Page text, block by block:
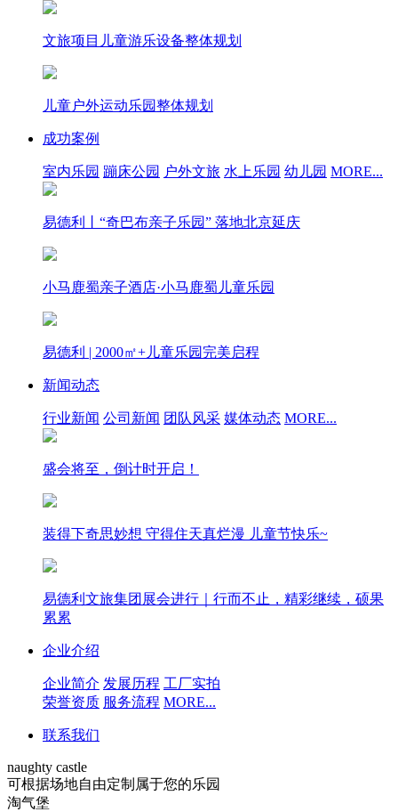
文旅项目儿童游乐设备整体规划
儿童户外运动乐园整体规划
成功案例
室内乐园 蹦床公园 户外文旅 水上乐园 幼儿园 MORE...
易德利丨“奇巴布亲子乐园” 落地北京延庆
小马鹿蜀亲子酒店·小马鹿蜀儿童乐园
易德利 | 2000㎡+儿童乐园完美启程
新闻动态
行业新闻 公司新闻 团队风采 媒体动态 MORE...
盛会将至，倒计时开启！
装得下奇思妙想 守得住天真烂漫 儿童节快乐~
易德利文旅集团展会进行｜行而不止，精彩继续，硕果
累累
企业介绍
企业简介 发展历程 工厂实拍
荣誉资质 服务流程 MORE...
联系我们
naughty castle
可根据场地自由定制属于您的乐园
淘气堡